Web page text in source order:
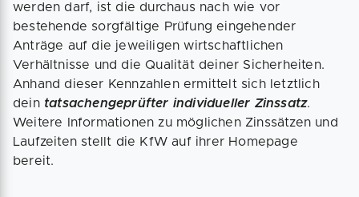
werden darf, ist die durchaus nach wie vor
bestehende sorgfältige Prüfung eingehender
Anträge auf die jeweiligen wirtschaft­lichen
Verhältnisse und die Qualität deiner Sicherheiten.
Anhand dieser Kennzahlen ermittelt sich letztlich
dein tatsachengeprüfter individueller Zins­satz.
Weitere Informationen zu möglichen Zinssätzen und
Lauf­zeiten stellt die KfW auf ihrer Homepage
bereit.